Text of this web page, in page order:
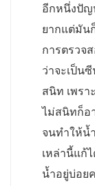
อีกหนึ่งปัญ
ยากแต่มัน
การตรวจ
ว่าจะเป็น
สนิท เพรา
ไม่สนิทก็อ
จนทำให้น้
เหล่านี้แก้
น้ำอยู่บ่อย